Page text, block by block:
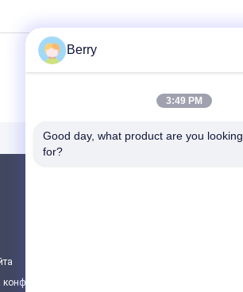
конфиденциальности
Berry
3:49 PM
Good day, what product are you looking
for?